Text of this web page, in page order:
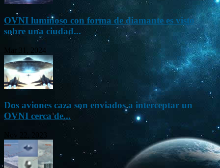
OVNI luminoso con forma de diamante es visto
sobre una ciudad...
Mar 31, 2024
Dos aviones caza son enviados a interceptar un
OVNI cerca de...